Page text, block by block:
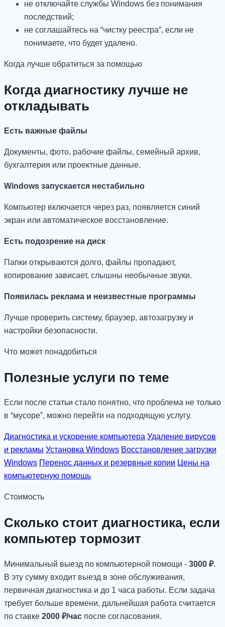
не отключайте службы Windows без понимания
последствий;
не соглашайтесь на “чистку реестра”, если не
понимаете, что будет удалено.
Когда лучше обратиться за помощью
Когда диагностику лучше не
откладывать
Есть важные файлы
Документы, фото, рабочие файлы, семейный архив,
бухгалтерия или проектные данные.
Windows запускается нестабильно
Компьютер включается через раз, появляется синий
экран или автоматическое восстановление.
Есть подозрение на диск
Папки открываются долго, файлы пропадают,
копирование зависает, слышны необычные звуки.
Появилась реклама и неизвестные программы
Лучше проверить систему, браузер, автозагрузку и
настройки безопасности.
Что может понадобиться
Полезные услуги по теме
Если после статьи стало понятно, что проблема не только
в “мусоре”, можно перейти на подходящую услугу.
Диагностика и ускорение компьютера Удаление вирусов
и рекламы Установка Windows Восстановление загрузки
Windows Перенос данных и резервные копии Цены на
компьютерную помощь
Стоимость
Сколько стоит диагностика, если
компьютер тормозит
Минимальный выезд по компьютерной помощи - 3000 ₽.
В эту сумму входит выезд в зоне обслуживания,
первичная диагностика и до 1 часа работы. Если задача
требует больше времени, дальнейшая работа считается
по ставке 2000 ₽/час после согласования.